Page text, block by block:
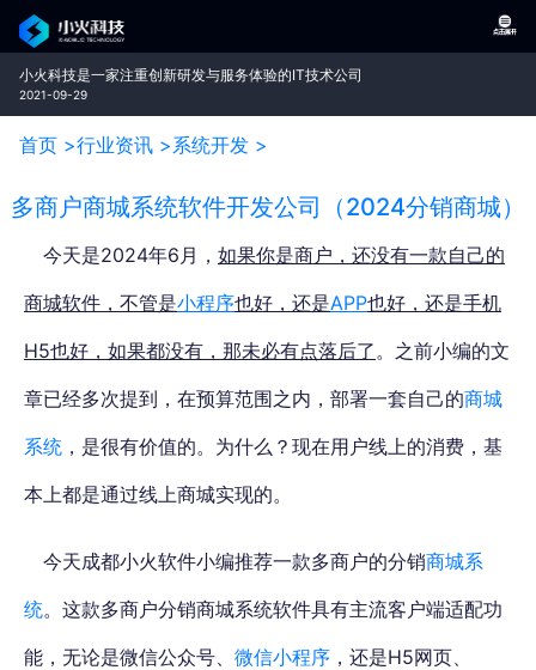
小火科技是一家注重创新研发与服务体验的IT技术公司
2021-09-29
首页 >行业资讯 >系统开发 >
多商户商城系统软件开发公司（2024分销商城）
今天是2024年6月， 如果你是商户，还没有一款自己的
商城软件，不管是小程序也好，还是APP也好，还是手机
H5也好，如果都没有，那未必有点落后了。之前小编的文
章已经多次提到，在预算范围之内，部署一套自己的商城
系统 ，是很有价值的。为什么？ 现在用户线上的消费，基
本上都是通过线上商城实现的。
今天成都小火软件小编推荐一款多商户的分销商城系
统。这款多商户分销商城系统软件具有主流客户端适配功
能，无论是微信公众号、 微信小程序 ，还是H5网页、